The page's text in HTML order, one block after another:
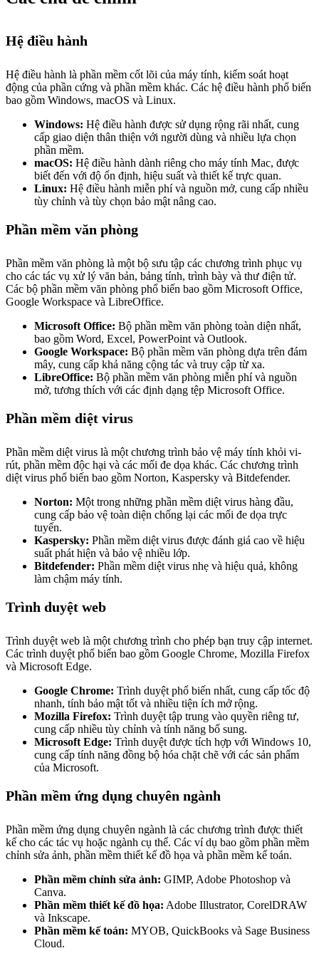
Hệ điều hành
Hệ điều hành là phần mềm cốt lõi của máy tính, kiểm soát hoạt
động của phần cứng và phần mềm khác. Các hệ điều hành phổ biến
bao gồm Windows, macOS và Linux.
Windows: Hệ điều hành được sử dụng rộng rãi nhất, cung
cấp giao diện thân thiện với người dùng và nhiều lựa chọn
phần mềm.
macOS: Hệ điều hành dành riêng cho máy tính Mac, được
biết đến với độ ổn định, hiệu suất và thiết kế trực quan.
Linux: Hệ điều hành miễn phí và nguồn mở, cung cấp nhiều
tùy chỉnh và tùy chọn bảo mật nâng cao.
Phần mềm văn phòng
Phần mềm văn phòng là một bộ sưu tập các chương trình phục vụ
cho các tác vụ xử lý văn bản, bảng tính, trình bày và thư điện tử.
Các bộ phần mềm văn phòng phổ biến bao gồm Microsoft Office,
Google Workspace và LibreOffice.
Microsoft Office: Bộ phần mềm văn phòng toàn diện nhất,
bao gồm Word, Excel, PowerPoint và Outlook.
Google Workspace: Bộ phần mềm văn phòng dựa trên đám
mây, cung cấp khả năng cộng tác và truy cập từ xa.
LibreOffice: Bộ phần mềm văn phòng miễn phí và nguồn
mở, tương thích với các định dạng tệp Microsoft Office.
Phần mềm diệt virus
Phần mềm diệt virus là một chương trình bảo vệ máy tính khỏi vi-
rút, phần mềm độc hại và các mối đe dọa khác. Các chương trình
diệt virus phổ biến bao gồm Norton, Kaspersky và Bitdefender.
Norton: Một trong những phần mềm diệt virus hàng đầu,
cung cấp bảo vệ toàn diện chống lại các mối đe dọa trực
tuyến.
Kaspersky: Phần mềm diệt virus được đánh giá cao về hiệu
suất phát hiện và bảo vệ nhiều lớp.
Bitdefender: Phần mềm diệt virus nhẹ và hiệu quả, không
làm chậm máy tính.
Trình duyệt web
Trình duyệt web là một chương trình cho phép bạn truy cập internet.
Các trình duyệt phổ biến bao gồm Google Chrome, Mozilla Firefox
và Microsoft Edge.
Google Chrome: Trình duyệt phổ biến nhất, cung cấp tốc độ
nhanh, tính bảo mật tốt và nhiều tiện ích mở rộng.
Mozilla Firefox: Trình duyệt tập trung vào quyền riêng tư,
cung cấp nhiều tùy chỉnh và tính năng bổ sung.
Microsoft Edge: Trình duyệt được tích hợp với Windows 10,
cung cấp tính năng đồng bộ hóa chặt chẽ với các sản phẩm
của Microsoft.
Phần mềm ứng dụng chuyên ngành
Phần mềm ứng dụng chuyên ngành là các chương trình được thiết
kế cho các tác vụ hoặc ngành cụ thể. Các ví dụ bao gồm phần mềm
chỉnh sửa ảnh, phần mềm thiết kế đồ họa và phần mềm kế toán.
Phần mềm chỉnh sửa ảnh: GIMP, Adobe Photoshop và
Canva.
Phần mềm thiết kế đồ họa: Adobe Illustrator, CorelDRAW
và Inkscape.
Phần mềm kế toán: MYOB, QuickBooks và Sage Business
Cloud.